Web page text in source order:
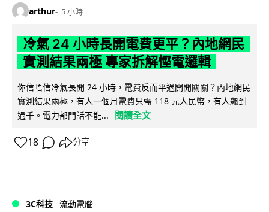
arthur 5 小時
冷氣 24 小時長開電費更平？內地網民
實測結果兩極 專家拆解慳電邏輯
你信唔信冷氣長開 24 小時，電費反而平過開開關關？內地網民
實測結果兩極，有人一個月電費只需 118 元人民幣，有人飆到
過千。電力部門話不能...
閱讀全文
18 分享
3C科技 流動電腦